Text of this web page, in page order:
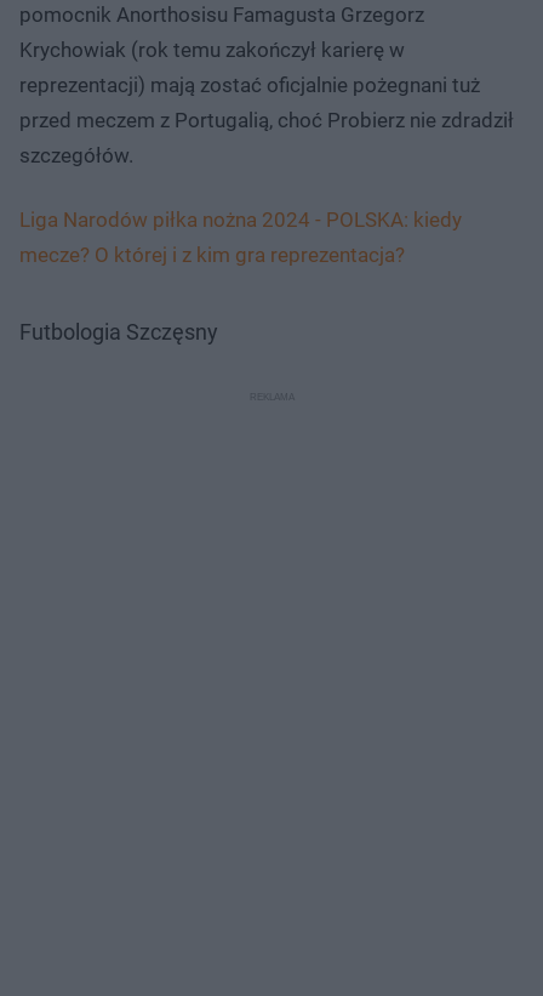
pomocnik Anorthosisu Famagusta Grzegorz
Krychowiak (rok temu zakończył karierę w
reprezentacji) mają zostać oficjalnie pożegnani tuż
przed meczem z Portugalią, choć Probierz nie zdradził
szczegółów.
Liga Narodów piłka nożna 2024 - POLSKA: kiedy
mecze? O której i z kim gra reprezentacja?
Futbologia Szczęsny